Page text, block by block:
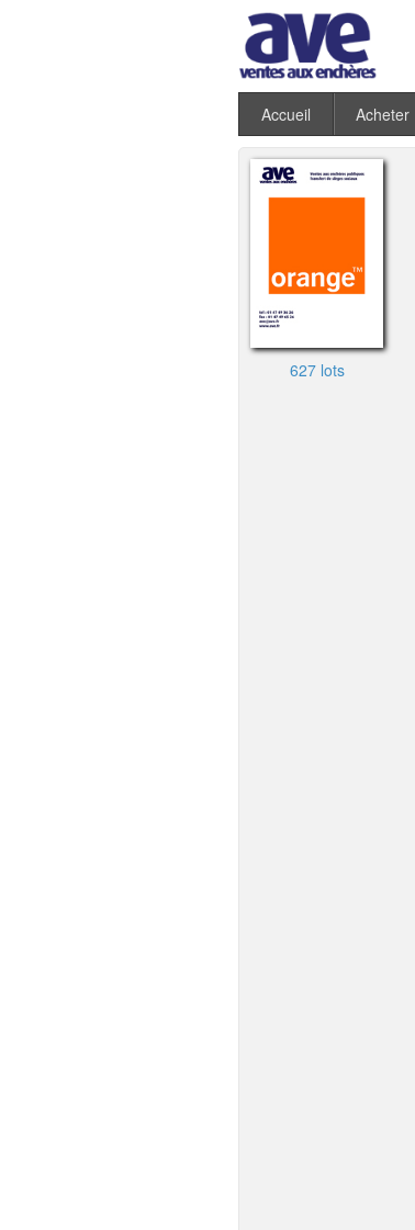
Accueil Acheter
627 lots